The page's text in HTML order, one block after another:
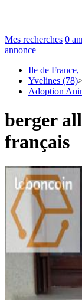
Mes recherches 0
annonce
Ile de
Yvelines (78)
Adoption
berger
français